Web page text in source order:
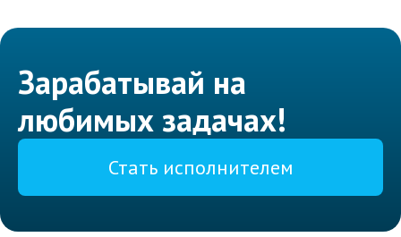
Зарабатывай на
любимых задачах!
Стать исполнителем